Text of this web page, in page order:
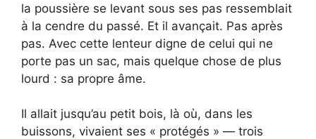
la poussière se levant sous ses pas ressemblait
à la cendre du passé. Et il avançait. Pas après
pas. Avec cette lenteur digne de celui qui ne
porte pas un sac, mais quelque chose de plus
lourd : sa propre âme.
Il allait jusqu’au petit bois, là où, dans les
buissons, vivaient ses « protégés » — trois